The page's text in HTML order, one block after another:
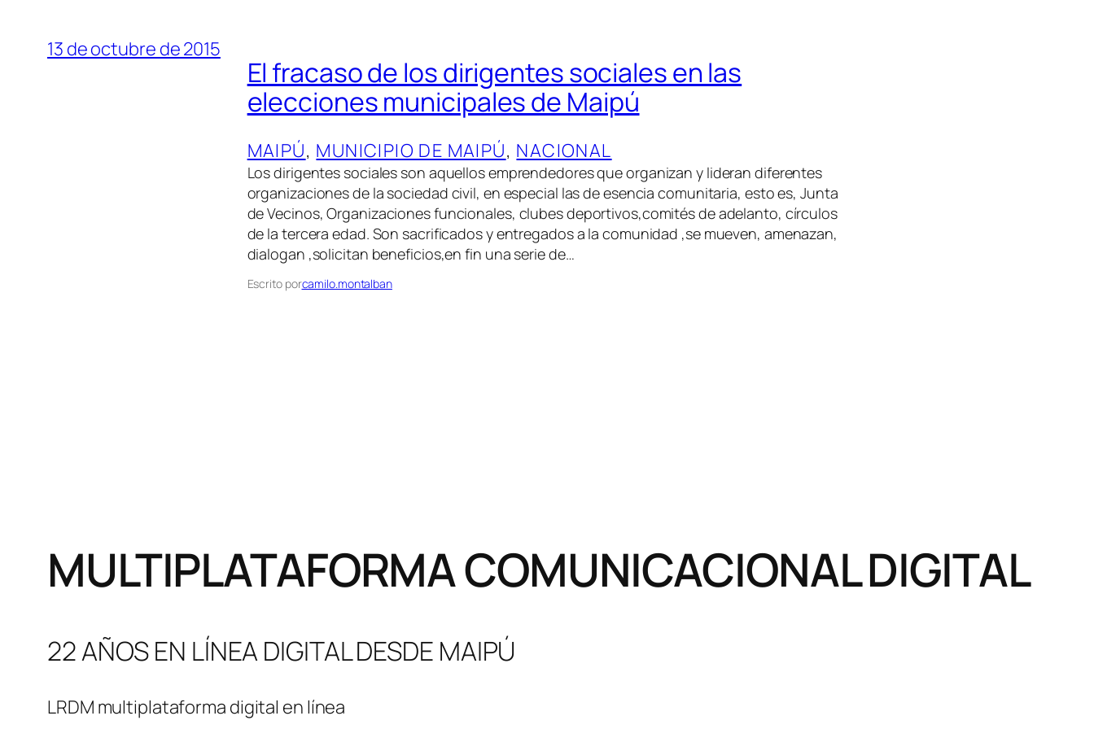
13 de octubre de 2015
El fracaso de los dirigentes sociales en las
elecciones municipales de Maipú
MAIPÚ, MUNICIPIO DE MAIPÚ, NACIONAL
Los dirigentes sociales son aquellos emprendedores que organizan y lideran diferentes
organizaciones de la sociedad civil, en especial las de esencia comunitaria, esto es, Junta
de Vecinos, Organizaciones funcionales, clubes deportivos,comités de adelanto, círculos
de la tercera edad. Son sacrificados y entregados a la comunidad ,se mueven, amenazan,
dialogan ,solicitan beneficios,en fin una serie de…
Escrito porcamilo.montalban
MULTIPLATAFORMA COMUNICACIONAL DIGITAL
22 AÑOS EN LÍNEA DIGITAL DESDE MAIPÚ
LRDM multiplataforma digital en línea